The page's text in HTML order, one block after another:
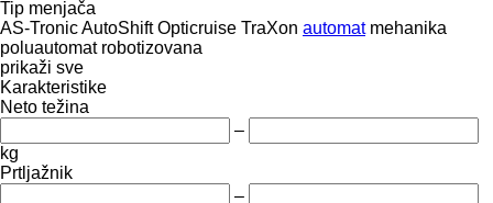
Tip menjača
AS-TronicAutoShift Opticruise TraXon automat mehanika
poluautomat robotizovana
prikaži sve
Karakteristike
Neto težina
–
kg
Prtljažnik
–